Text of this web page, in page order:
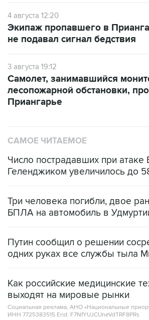
4 августа 12:20
Экипаж пропавшего в
не подавал сигнал бедствия
3 августа 19:12
Самолет, занимавшийся
лесопожарной обстановки,
Приангарье
САМОЕ ЧИТАЕМОЕ
Число пострадавших при
Геленджиком увеличилось до
Три человека погибли, двое
БПЛА на автомобиль в
Путин сообщил о решении
одних руках все службы тыла
Как российские медицинские
выходят на мировые рынки
Социальная реклама, АНО «Национальные
ИНН 7725383515 Erid: F7NfYUJCUneVdTRF8PRs